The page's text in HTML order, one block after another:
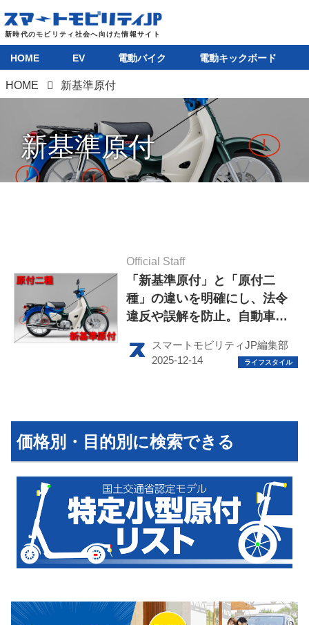
EV
電動バイク
電動キックボード
ライフスタイル
テクノロジー
運営会社
HOME EV 電動バイク 電動キックボード
HOME 新基準原付
新基準原付
Official Staff
「新基準原付」と「原付二
種」の違いを明確にし、法令
違反や誤解を防止。自動車公
スマートモビリティJP編集部
価格別・目的別に検索できる